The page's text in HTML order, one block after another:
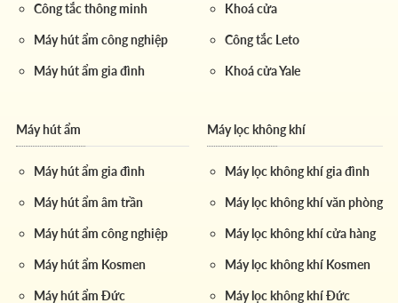
Công tắc thông minh
Máy hút ẩm công nghiệp
Máy hút ẩm gia đình
Khoá cửa
Công tắc Leto
Khoá cửa Yale
Máy hút ẩm
Máy hút ẩm gia đình
Máy hút ẩm âm trần
Máy hút ẩm công nghiệp
Máy hút ẩm Kosmen
Máy hút ẩm Đức
Máy lọc không khí
Máy lọc không khí gia đình
Máy lọc không khí văn phòng
Máy lọc không khí cửa hàng
Máy lọc không khí Kosmen
Máy lọc không khí Đức